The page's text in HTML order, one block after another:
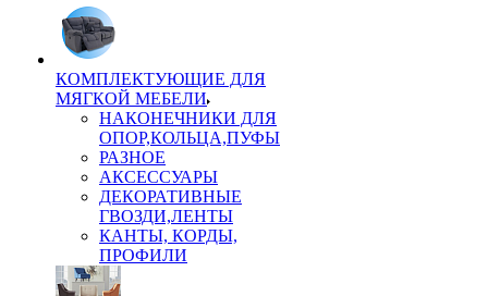
КОМПЛЕКТУЮЩИЕ ДЛЯ
МЯГКОЙ МЕБЕЛИ
НАКОНЕЧНИКИ ДЛЯ
ОПОР,КОЛЬЦА,ПУФЫ
РАЗНОЕ
АКСЕССУАРЫ
ДЕКОРАТИВНЫЕ
ГВОЗДИ,ЛЕНТЫ
КАНТЫ, КОРДЫ,
ПРОФИЛИ